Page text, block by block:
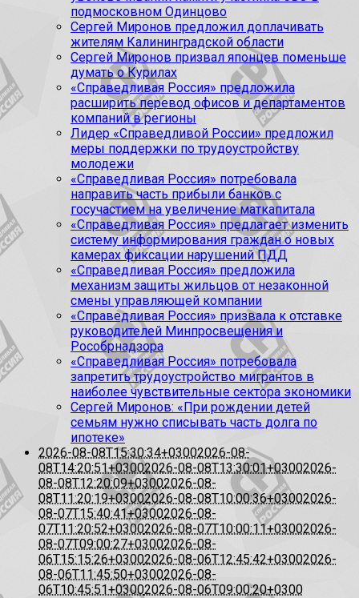
подмосковном Одинцово
Сергей Миронов предложил доплачивать
жителям Калининградской области
Сергей Миронов призвал японцев поменьше
думать о Курилах
«Справедливая Россия» предложила
расширить перевод офисов и департаментов
компаний в регионы
Лидер «Справедливой России» предложил
меры поддержки по трудоустройству
молодежи
«Справедливая Россия» потребовала
направить часть прибыли банков с
госучастием на увеличение маткапитала
«Справедливая Россия» предлагает изменить
систему информирования граждан о новых
камерах фиксации нарушений ПДД
«Справедливая Россия» предложила
механизм защиты жильцов от незаконной
смены управляющей компании
«Справедливая Россия» призвала к отставке
руководителей Минпросвещения и
Рособрнадзора
«Справедливая Россия» потребовала
запретить трудоустройство мигрантов в
наиболее чувствительные сектора экономики
Сергей Миронов: «При рождении детей
семьям нужно списывать часть долга по
ипотеке»
2026-08-08T15:30:34+03002026-08-
08T14:20:51+03002026-08-08T13:30:01+03002026-
08-08T12:20:09+03002026-08-
08T11:20:19+03002026-08-08T10:00:36+03002026-
08-07T15:40:41+03002026-08-
07T11:20:52+03002026-08-07T10:00:11+03002026-
08-07T09:00:27+03002026-08-
06T15:15:26+03002026-08-06T12:45:42+03002026-
08-06T11:45:50+03002026-08-
06T10:45:51+03002026-08-06T09:00:20+0300